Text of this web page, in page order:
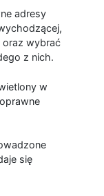
adresy
oraz wybrać
z nich.
w
się